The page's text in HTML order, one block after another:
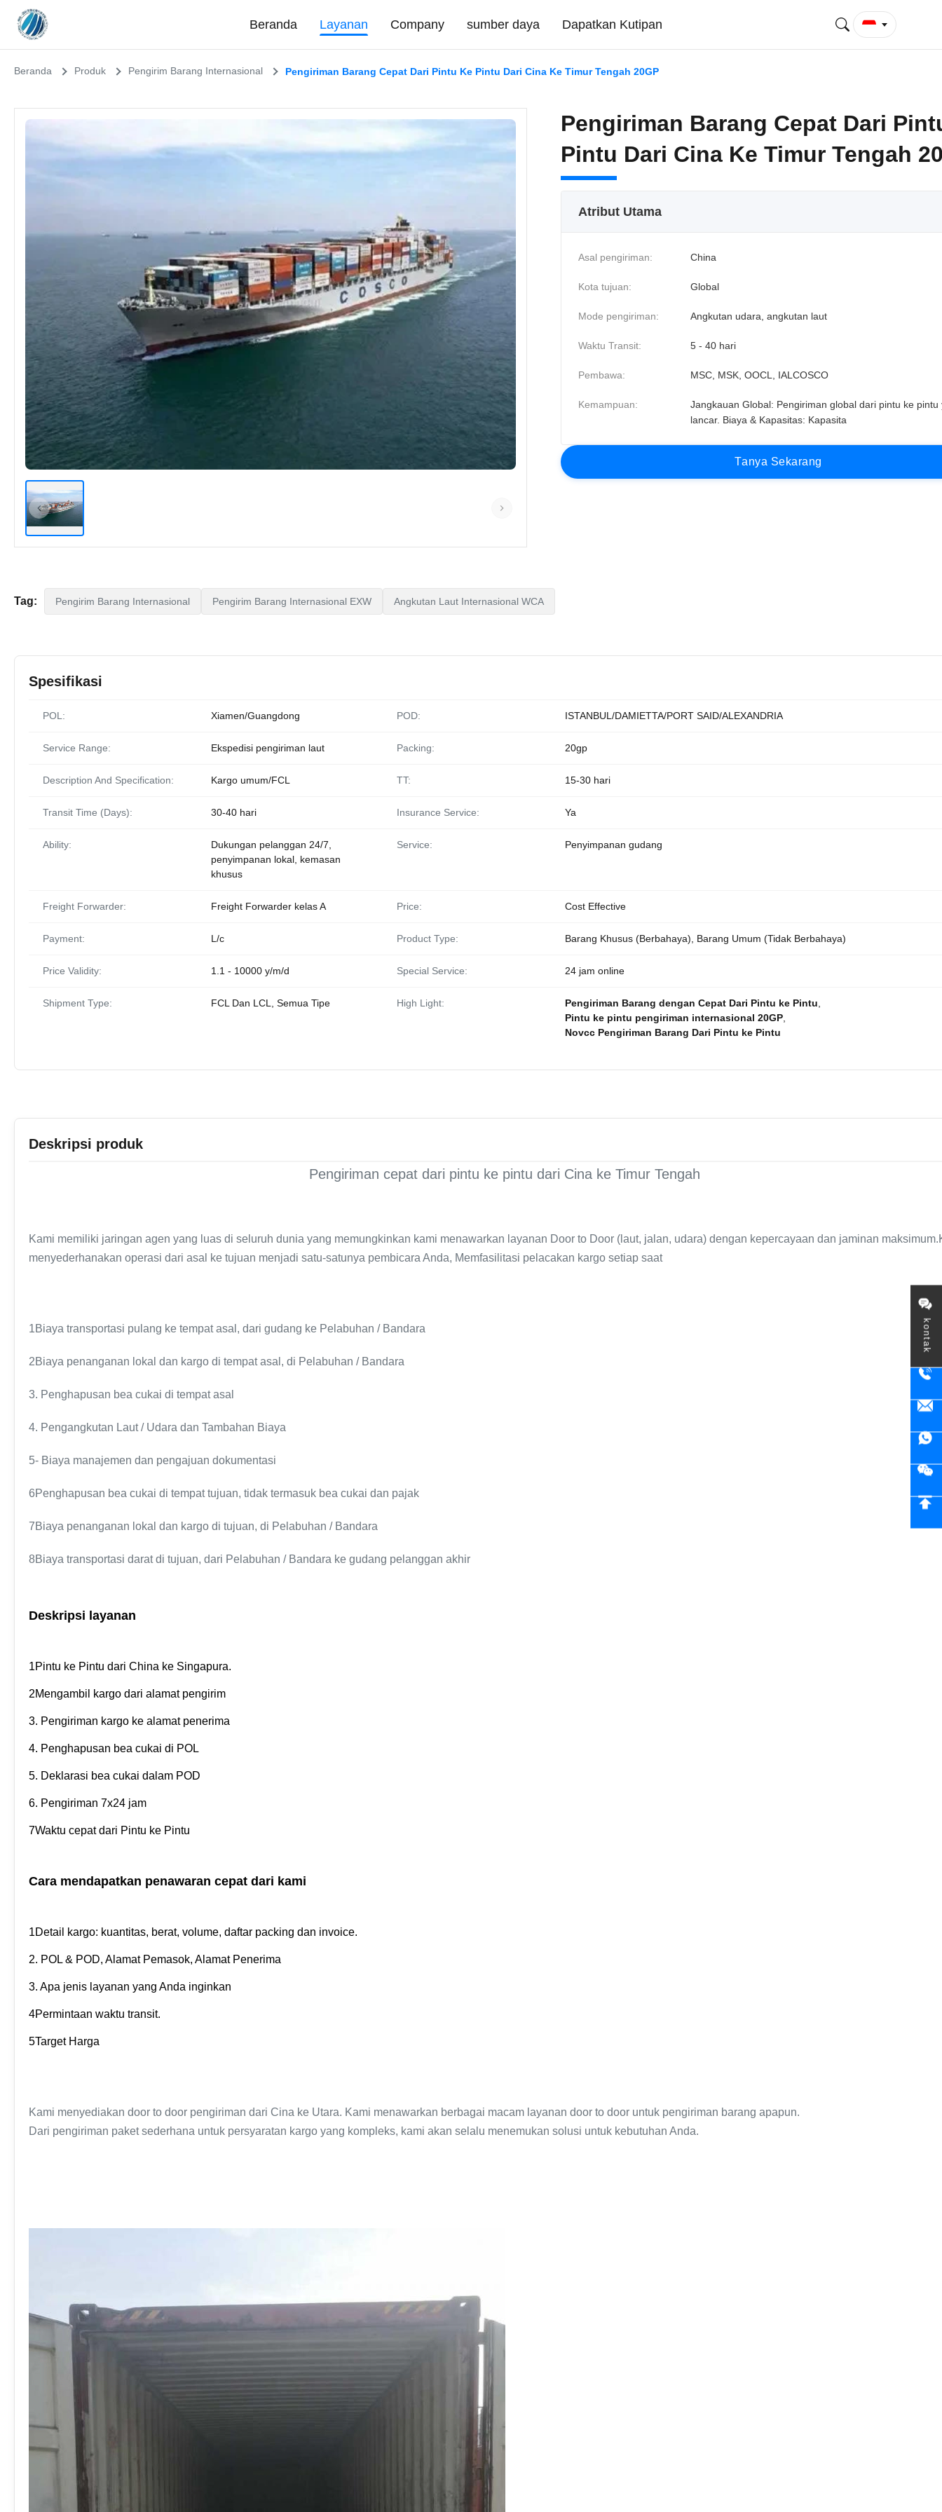
kontak
Beranda Layanan Company sumber daya Dapatkan Kutipan
Beranda Produk Pengirim Barang Internasional Pengiriman Barang Cepat Dari Pintu Ke Pintu Dari Cina Ke Timur Tengah 20GP
Pengiriman Barang Cepat Dari
Pintu Dari Cina Ke Timur Tengah
Atribut Utama
Asal pengiriman: China
Kota tujuan: Global
Mode pengiriman: Angkutan udara, angkutan laut
Waktu Transit: 5 - 40 hari
Pembawa: MSC, MSK, OOCL, IALCOSCO
Kemampuan:
Jangkauan Global: Pengiriman global dari pintu ke pintu
lancar. Biaya & Kapasitas: Kapasita
Tanya Sekarang
Tag: Pengirim Barang Internasional Pengirim Barang Internasional EXW Angkutan Laut Internasional WCA
Spesifikasi
POL: Xiamen/Guangdong POD: ISTANBUL/DAMIETTA/PORT SAID/ALEXANDRIA
Service Range: Ekspedisi pengiriman laut Packing: 20gp
Description And Specification: Kargo umum/FCL TT: 15-30 hari
Transit Time (Days): 30-40 hari Insurance Service: Ya
Ability:
Dukungan pelanggan 24/7,
penyimpanan lokal, kemasan
khusus
Service: Penyimpanan gudang
Freight Forwarder: Freight Forwarder kelas A Price: Cost Effective
Payment: L/c Product Type: Barang Khusus (Berbahaya), Barang Umum (Tidak Berbahaya)
Price Validity: 1.1 - 10000 y/m/d Special Service: 24 jam online
Shipment Type: FCL Dan LCL, Semua Tipe High Light: Pengiriman Barang dengan Cepat Dari Pintu ke Pintu
Pintu ke pintu pengiriman internasional 20GP
Novcc Pengiriman Barang Dari Pintu ke Pintu
Deskripsi produk
Pengiriman cepat dari pintu ke pintu dari Cina ke Timur Tengah
Kami memiliki jaringan agen yang luas di seluruh dunia yang memungkinkan kami menawarkan layanan Door to Door (laut, jalan, udara) dengan kepercayaan dan jaminan
menyederhanakan operasi dari asal ke tujuan menjadi satu-satunya pembicara Anda, Memfasilitasi pelacakan kargo setiap saat
1Biaya transportasi pulang ke tempat asal, dari gudang ke Pelabuhan / Bandara
2Biaya penanganan lokal dan kargo di tempat asal, di Pelabuhan / Bandara
3. Penghapusan bea cukai di tempat asal
4. Pengangkutan Laut / Udara dan Tambahan Biaya
5- Biaya manajemen dan pengajuan dokumentasi
6Penghapusan bea cukai di tempat tujuan, tidak termasuk bea cukai dan pajak
7Biaya penanganan lokal dan kargo di tujuan, di Pelabuhan / Bandara
8Biaya transportasi darat di tujuan, dari Pelabuhan / Bandara ke gudang pelanggan akhir
Deskripsi layanan
1Pintu ke Pintu dari China ke Singapura.
2Mengambil kargo dari alamat pengirim
3. Pengiriman kargo ke alamat penerima
4. Penghapusan bea cukai di POL
5. Deklarasi bea cukai dalam POD
6. Pengiriman 7x24 jam
7Waktu cepat dari Pintu ke Pintu
Cara mendapatkan penawaran cepat dari kami
1Detail kargo: kuantitas, berat, volume, daftar packing dan invoice.
2. POL & POD, Alamat Pemasok, Alamat Penerima
3. Apa jenis layanan yang Anda inginkan
4Permintaan waktu transit.
5Target Harga
Kami menyediakan door to door pengiriman dari Cina ke Utara. Kami menawarkan berbagai macam layanan door to door untuk pengiriman barang apapun.
Dari pengiriman paket sederhana untuk persyaratan kargo yang kompleks, kami akan selalu menemukan solusi untuk kebutuhan Anda.